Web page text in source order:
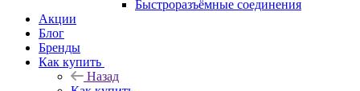
Быстроразъёмные соединения
Акции
Блог
Бренды
Как купить
Назад